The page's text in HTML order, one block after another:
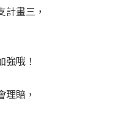
畫三，
哦！
賠，